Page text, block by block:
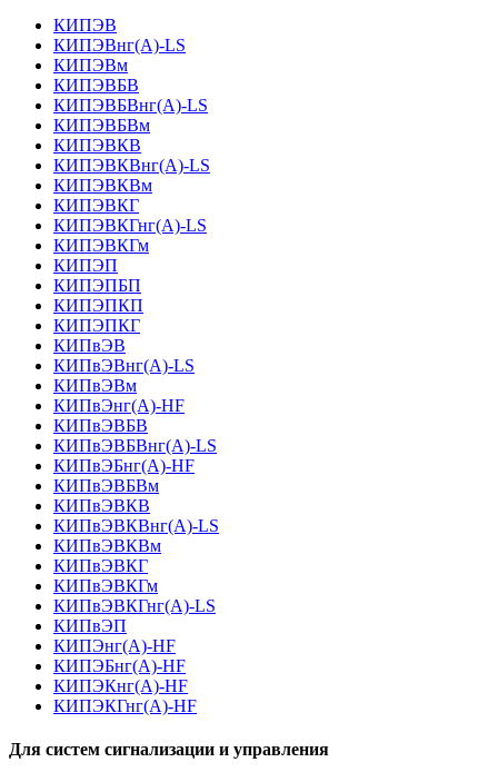
КИПЭВ
КИПЭВнг(А)-LS
КИПЭВм
КИПЭВБВ
КИПЭВБВнг(А)-LS
КИПЭВБВм
КИПЭВКВ
КИПЭВКВнг(А)-LS
КИПЭВКВм
КИПЭВКГ
КИПЭВКГнг(А)-LS
КИПЭВКГм
КИПЭП
КИПЭПБП
КИПЭПКП
КИПЭПКГ
КИПвЭВ
КИПвЭВнг(А)-LS
КИПвЭВм
КИПвЭнг(А)-HF
КИПвЭВБВ
КИПвЭВБВнг(А)-LS
КИПвЭБнг(А)-HF
КИПвЭВБВм
КИПвЭВКВ
КИПвЭВКВнг(А)-LS
КИПвЭВКВм
КИПвЭВКГ
КИПвЭВКГм
КИПвЭВКГнг(А)-LS
КИПвЭП
КИПЭнг(А)-HF
КИПЭБнг(А)-HF
КИПЭКнг(А)-HF
КИПЭКГнг(А)-HF
Для систем сигнализации и управления